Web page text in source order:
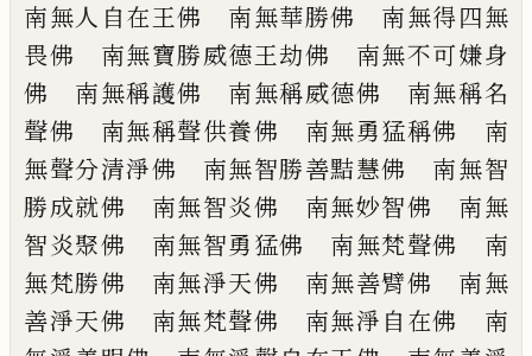
南無人自在王佛 南無華勝佛 南無得四無
畏佛 南無寶勝威德王劫佛 南無不可嫌身
佛 南無稱護佛 南無稱威德佛 南無稱名
聲佛 南無稱聲供養佛 南無勇猛稱佛 南
無聲分清淨佛 南無智勝善黠慧佛 南無智
勝成就佛 南無智炎佛 南無妙智佛 南無
智炎聚佛 南無智勇猛佛
南無梵聲佛 南
無梵勝佛 南無淨天佛 南無善臂佛 南無
善淨天佛 南無梵聲佛 南無淨自在佛 南